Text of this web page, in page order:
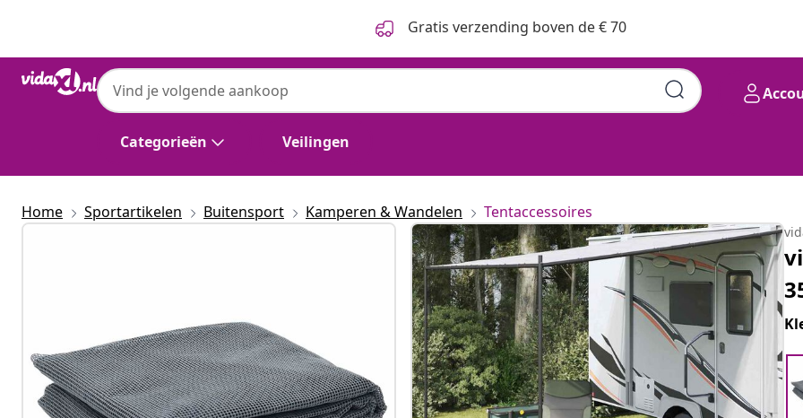
Gratis verzending boven de € 70
Categorieën Veilingen
Home Sportartikelen Buitensport Kamperen & Wandelen Tentaccessoires